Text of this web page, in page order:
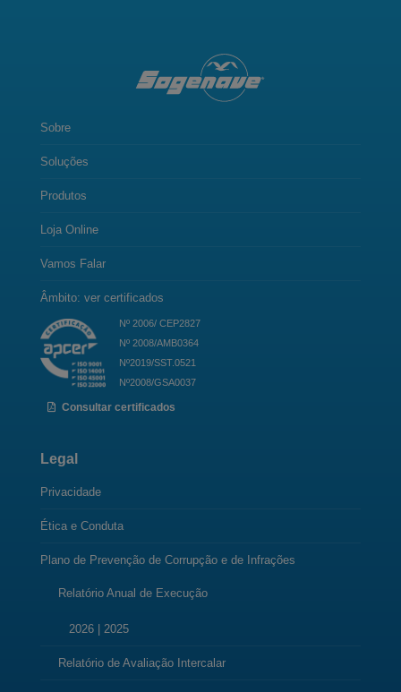
Sobre
Soluções
Produtos
Loja Online
Vamos Falar
Âmbito: ver certificados
Nº 2006/ CEP2827
Nº 2008/AMB0364
Nº2019/SST.0521
Nº2008/GSA0037
Consultar certificados
Legal
Privacidade
Ética e Conduta
Plano de Prevenção de Corrupção e de Infrações
Relatório Anual de Execução
2026| 2025
Relatório de Avaliação Intercalar